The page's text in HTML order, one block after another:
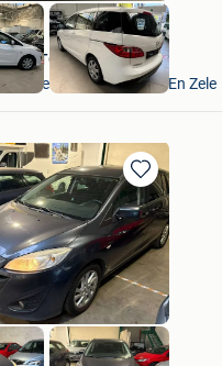
VAVATO Auctions
Lokeren+Deel Overmere En Zele
Bewaren
in
Mijn
Favorieten